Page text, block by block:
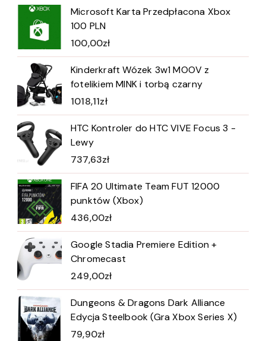
Microsoft Karta Przedpłacona Xbox
100 PLN
100,00zł
Kinderkraft Wózek 3w1 MOOV z
fotelikiem MINK i torbą czarny
1018,11zł
HTC Kontroler do HTC VIVE Focus 3 -
Lewy
737,63zł
FIFA 20 Ultimate Team FUT 12000
punktów (Xbox)
436,00zł
Google Stadia Premiere Edition +
Chromecast
249,00zł
Dungeons & Dragons Dark Alliance
Edycja Steelbook (Gra Xbox Series X)
79,90zł